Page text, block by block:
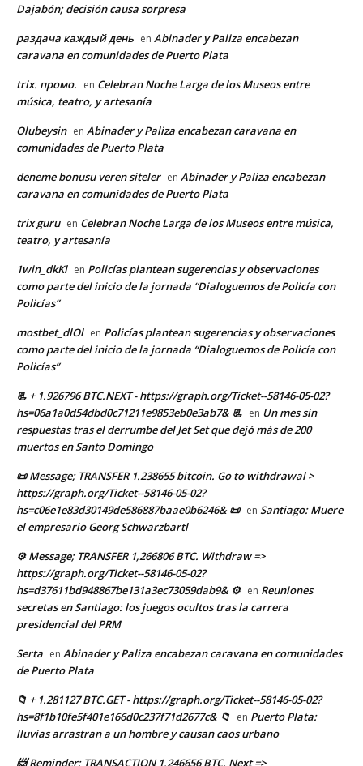
Dajabón; decisión causa sorpresa
раздача каждый день en Abinader y Paliza encabezan
caravana en comunidades de Puerto Plata
trix. промо. en Celebran Noche Larga de los Museos entre
música, teatro, y artesanía
Olubeysin en Abinader y Paliza encabezan caravana en
comunidades de Puerto Plata
deneme bonusu veren siteler en Abinader y Paliza encabezan
caravana en comunidades de Puerto Plata
trix guru en Celebran Noche Larga de los Museos entre música,
teatro, y artesanía
1win_dkKl en Policías plantean sugerencias y observaciones
como parte del inicio de la jornada “Dialoguemos de Policía con
Policías”
mostbet_dlOl en Policías plantean sugerencias y observaciones
como parte del inicio de la jornada “Dialoguemos de Policía con
Policías”
📃 + 1.926796 BTC.NEXT - https://graph.org/Ticket--58146-05-02?
hs=06a1a0d54dbd0c71211e9853eb0e3ab7& 📃 en Un mes sin
respuestas tras el derrumbe del Jet Set que dejó más de 200
muertos en Santo Domingo
📜 Message; TRANSFER 1.238655 bitcoin. Go to withdrawal >
https://graph.org/Ticket--58146-05-02?
hs=c06e1e83d30149de586887baae0b6246& 📜 en Santiago: Muere
el empresario Georg Schwarzbartl
⚙ Message; TRANSFER 1,266806 BTC. Withdraw =>
https://graph.org/Ticket--58146-05-02?
hs=d37611bd948867be131a3ec73059dab9& ⚙ en Reuniones
secretas en Santiago: los juegos ocultos tras la carrera
presidencial del PRM
Serta en Abinader y Paliza encabezan caravana en comunidades
de Puerto Plata
📁 + 1.281127 BTC.GET - https://graph.org/Ticket--58146-05-02?
hs=8f1b10fe5f401e166d0c237f71d2677c& 📁 en Puerto Plata:
lluvias arrastran a un hombre y causan caos urbano
📨 Reminder: TRANSACTION 1,246656 BTC. Next =>